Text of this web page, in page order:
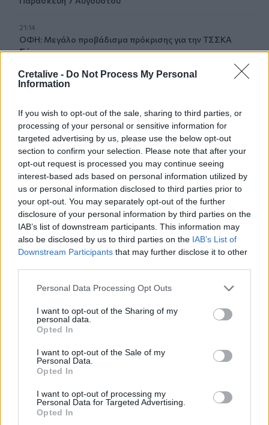
Cretalive - Do Not Process My Personal
Information
If you wish to opt-out of the sale, sharing to third parties, or
processing of your personal or sensitive information for
targeted advertising by us, please use the below opt-out
section to confirm your selection. Please note that after your
opt-out request is processed you may continue seeing
interest-based ads based on personal information utilized by
us or personal information disclosed to third parties prior to
your opt-out. You may separately opt-out of the further
disclosure of your personal information by third parties on the
IAB’s list of downstream participants. This information may
also be disclosed by us to third parties on the IAB’s List of
Downstream Participants that may further disclose it to other
Personal Data Processing Opt Outs
I want to opt-out of the Sharing of my
personal data.
Opted In
I want to opt-out of the Sale of my
Personal Data.
Opted In
I want to opt-out of processing my
Personal Data for Targeted Advertising.
Opted In
21:14
ΟΦΗ: Μεγάλο προβάδισμα πρόκρισης για την ΤΣΣΚΑ
Σόφιας
21:07
Καιρός: Βοριάδες και ζέστη την Παρασκευή (07/08) στην
21:07
Γιατί δεν έσωσα το κουτάβι: Τι αναφέρει ο ερευνητής που
κατέγραφε τη συμβίωση του μικρού σκυλιού με αγέλη
λύκων
21:00
Χανιά: Τραγούδια που κουβαλούν ιστορίες και
αναμνήσεις στο Αρχαιολογικό Μουσείο
20:49
Στην Κρήτη ο υπ. Υποδομών Χρίστος Δήμας: «Προχωρούν
τα έργα σε όλο το μήκος του ΒΟΑΚ»
ΠΕΡΙΣΣΟΤΕΡΑ